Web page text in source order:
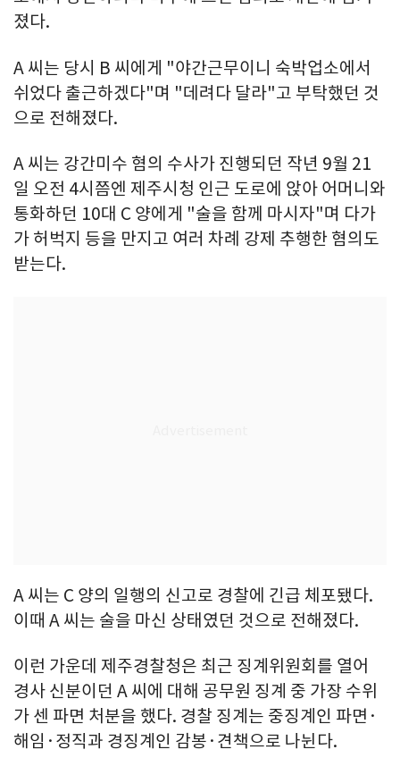
졌다.
A 씨는 당시 B 씨에게 "야간근무이니 숙박업소에서
쉬었다 출근하겠다"며 "데려다 달라"고 부탁했던 것
으로 전해졌다.
A 씨는 강간미수 혐의 수사가 진행되던 작년 9월 21
일 오전 4시쯤엔 제주시청 인근 도로에 앉아 어머니와
통화하던 10대 C 양에게 "술을 함께 마시자"며 다가
가 허벅지 등을 만지고 여러 차례 강제 추행한 혐의도
받는다.
A 씨는 C 양의 일행의 신고로 경찰에 긴급 체포됐다.
이때 A 씨는 술을 마신 상태였던 것으로 전해졌다.
이런 가운데 제주경찰청은 최근 징계위원회를 열어
경사 신분이던 A 씨에 대해 공무원 징계 중 가장 수위
가 센 파면 처분을 했다. 경찰 징계는 중징계인 파면·
해임·정직과 경징계인 감봉·견책으로 나뉜다.